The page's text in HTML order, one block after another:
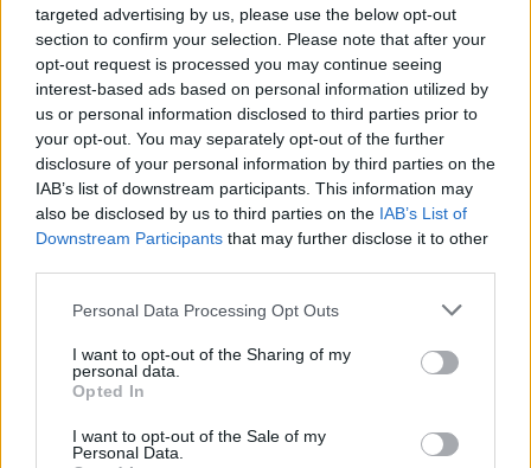
targeted advertising by us, please use the below opt-out
section to confirm your selection. Please note that after your
opt-out request is processed you may continue seeing
interest-based ads based on personal information utilized by
us or personal information disclosed to third parties prior to
your opt-out. You may separately opt-out of the further
disclosure of your personal information by third parties on the
IAB’s list of downstream participants. This information may
also be disclosed by us to third parties on the IAB’s List of
Downstream Participants that may further disclose it to other
Personal Data Processing Opt Outs
I want to opt-out of the Sharing of my
personal data.
Opted In
I want to opt-out of the Sale of my
Personal Data.